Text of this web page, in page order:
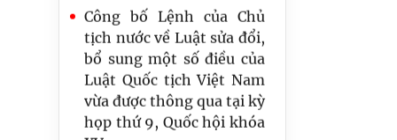
Sửa đổi toàn diện quy
định pháp luật hộ tịch
Cơ cấu tổ chức
bổ sung một số điều của
Luật Quốc tịch Việt Nam
vừa được thông qua tại kỳ
họp thứ 9, Quốc hội khóa
XV